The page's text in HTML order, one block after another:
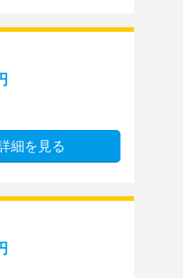
細を見る